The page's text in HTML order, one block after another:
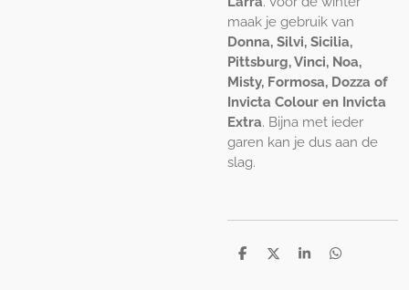
maak je gebruik van
Donna, Silvi, Sicilia,
Pittsburg, Vinci, Noa,
Misty, Formosa, Dozza of
Invicta Colour en Invicta
Extra. Bijna met ieder
garen kan je dus aan de
slag.
D
D
S
D